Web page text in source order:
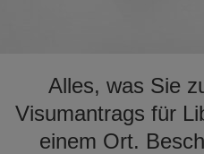
Alles, was Sie
Visumantrags für
einem Ort.